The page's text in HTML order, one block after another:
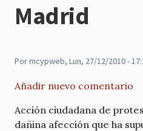
Madrid
Pormcypweb, Lun, 27/12/2010 -
Añadir nuevo comentario
Acción ciudadana de
dañina afección que ha